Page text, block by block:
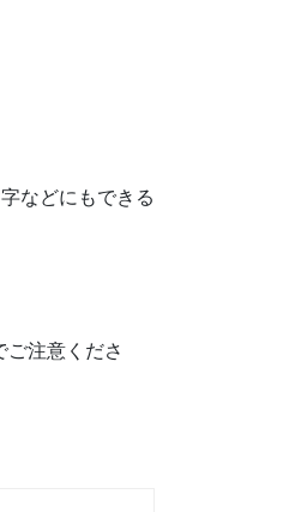
などにもできる
注意くださ